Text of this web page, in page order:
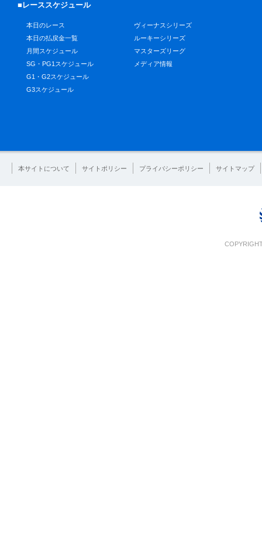
■レーススケジュール
本日のレース
本日の払戻金一覧
月間スケジュール
SG・PG1スケジュール
G1・G2スケジュール
G3スケジュール
ヴィーナスシリーズ
ルーキーシリーズ
マスターズリーグ
メディア情報
本サイトについて サイトポリシー プライバシーポリシー サイトマップ